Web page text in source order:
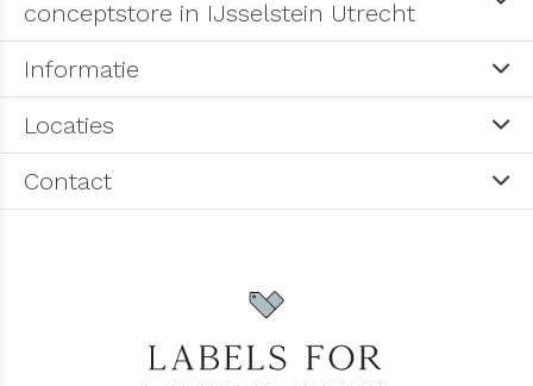
conceptstore in IJsselstein Utrecht
Informatie
Locaties
Contact